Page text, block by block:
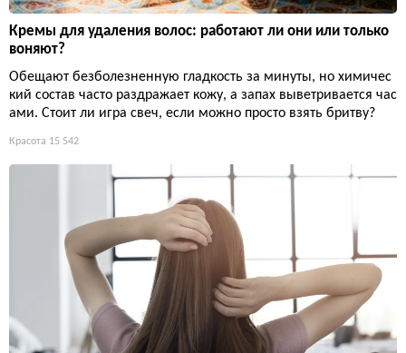
Кремы для удаления волос: работают ли они или только
воняют?
Обещают безболезненную гладкость за минуты, но химичес
кий состав часто раздражает кожу, а запах выветривается час
ами. Стоит ли игра свеч, если можно просто взять бритву?
Красота 15 542